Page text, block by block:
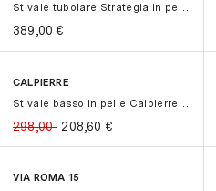
Stivale tubolare Strategia in pelle...
389,00€
-30%
-30%
CALPIERRE
298,00 208,60€
-30%
-30%
VIA ROMA 15